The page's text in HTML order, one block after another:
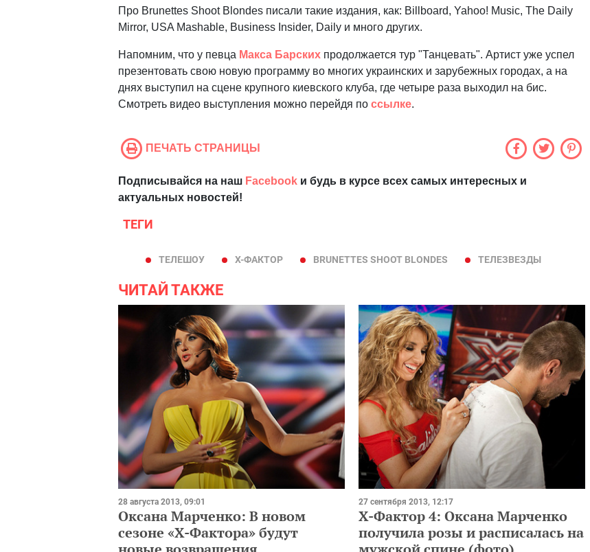
Про Brunettes Shoot Blondes писали такие издания, как: Billboard, Yahoo! Music, The Daily
Mirror, USA Mashable, Business Insider, Daily и много других.
Напомним, что у певца Макса Барских продолжается тур "Танцевать". Артист уже успел
презентовать свою новую программу во многих украинских и зарубежных городах, а на
днях выступил на сцене крупного киевского клуба, где четыре раза выходил на бис.
Смотреть видео выступления можно перейдя по ссылке.
ПЕЧАТЬ СТРАНИЦЫ
Подписывайся на наш Facebook и будь в курсе всех самых интересных и
актуальных новостей!
ТЕГИ
ТЕЛЕШОУ Х-ФАКТОР BRUNETTES SHOOT BLONDES ТЕЛЕЗВЕЗДЫ
ЧИТАЙ ТАКЖЕ
28 августа 2013, 09:01
Оксана Марченко: В новом
сезоне «Х-Фактора» будут
27 сентября 2013, 12:17
Х-Фактор 4: Оксана Марченко
получила розы и расписалась на